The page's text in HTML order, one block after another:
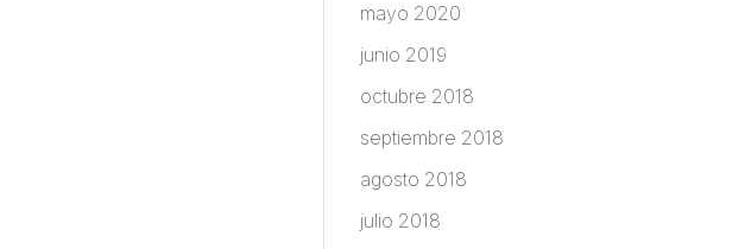
mayo 2020
junio 2019
octubre 2018
septiembre 2018
agosto 2018
julio 2018